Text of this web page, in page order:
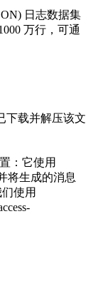
日志数据集
万行，可通
下载并解压该文
：它使用
将生成的消息
使用